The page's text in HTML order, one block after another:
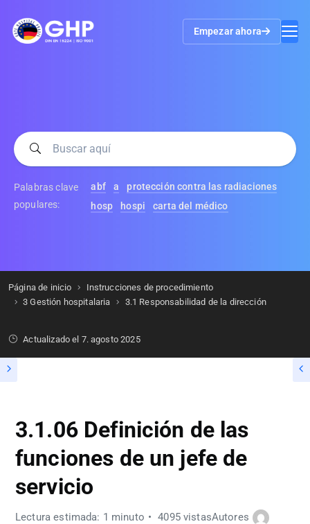
Empezar ahora
Palabras clave
populares:
abf a
protección contra las radiaciones
hosp
hospi carta del médico
Página de inicio
Instrucciones de procedimiento
3 Gestión hospitalaria
3.1 Responsabilidad de la dirección
Actualizado el 7. agosto 2025
3.1.06 Definición de las
funciones de un jefe de
servicio
Lectura estimada: 1 minuto 4095 vistasAutores